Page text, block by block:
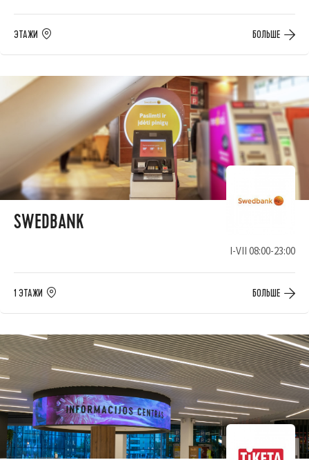
ЭТАЖИ БОЛЬШЕ
SWEDBANK
I-VII 08:00-23:00
1 ЭТАЖИ БОЛЬШЕ